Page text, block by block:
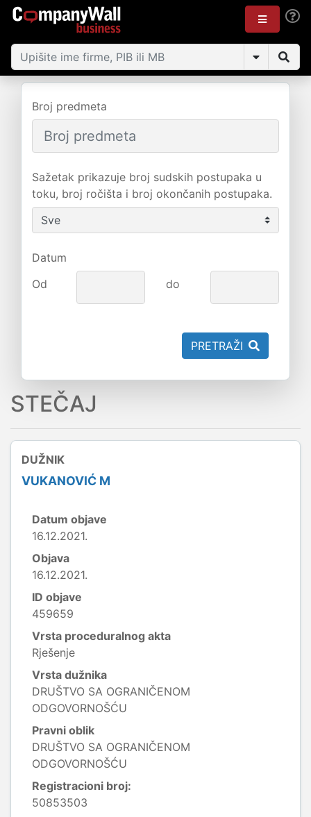
Broj predmeta
Sažetak prikazuje broj sudskih postupaka u
toku, broj ročišta i broj okončanih postupaka.
Datum
Od
do
PRETRAŽI
STEČAJ
DUŽNIK
VUKANOVIĆ M
Datum objave
16.12.2021.
Objava
16.12.2021.
ID objave
459659
Vrsta proceduralnog akta
Rješenje
Vrsta dužnika
DRUŠTVO SA OGRANIČENOM
ODGOVORNOŠĆU
Pravni oblik
DRUŠTVO SA OGRANIČENOM
ODGOVORNOŠĆU
Registracioni broj:
50853503